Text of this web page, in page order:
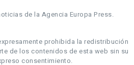
de la Agencia Europa Press.
prohibida la redistribución
de los contenidos de esta web sin su
consentimiento.